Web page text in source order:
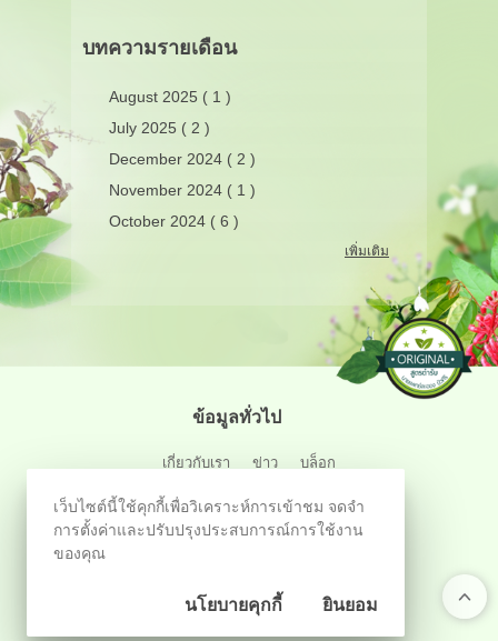
บทความรายเดือน
August 2025 ( 1 )
July 2025 ( 2 )
December 2024 ( 2 )
November 2024 ( 1 )
October 2024 ( 6 )
เพิ่มเติม
ข้อมูลทั่วไป
เกี่ยวกับเรา ข่าว
บล็อก
คำถามที่พบบ่อย
นโยบาย แผนผังเว็บไซต์
ประวัติการสั่งซื้อ
สินค้าที่สนใจ
เว็บไซต์นี้ใช้คุกกี้เพื่อวิเคราะห์การเข้าชม จดจำ
การตั้งค่าและปรับปรุงประสบการณ์การใช้งาน
ของคุณ
นโยบายคุกกี้ ยินยอม